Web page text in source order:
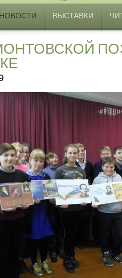
НОВОСТИ ВЫСТАВКИ